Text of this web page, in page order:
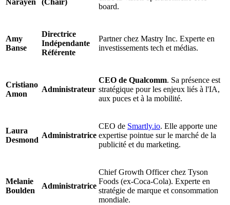
Narayen
(Chair)
board.
Amy
Banse
Directrice
Indépendante
Référente
Partner chez Mastry Inc. Experte en
investissements tech et médias.
Cristiano
Amon
Administrateur
CEO de Qualcomm. Sa présence est
stratégique pour les enjeux liés à l'IA,
aux puces et à la mobilité.
Laura
Desmond
Administratrice
CEO de Smartly.io. Elle apporte une
expertise pointue sur le marché de la
publicité et du marketing.
Melanie
Boulden
Administratrice
Chief Growth Officer chez Tyson
Foods (ex-Coca-Cola). Experte en
stratégie de marque et consommation
mondiale.